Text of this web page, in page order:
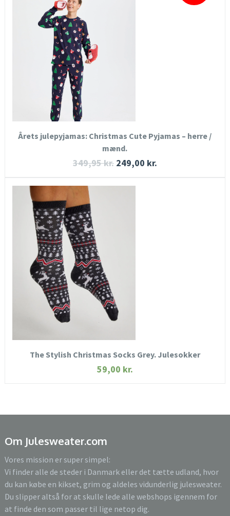
Årets julepyjamas: Christmas Cute Pyjamas – herre /
mænd.
349,95kr. 249,00 kr.
HURTIGT KIG
The Stylish Christmas Socks Grey. Julesokker
59,00 kr.
Om Julesweater.com
Vores mission er super simpel:
Vi finder alle de steder i Danmark eller det tætte udland, hvor
du kan købe en kikset, grim og aldeles vidunderlig julesweater.
Du slipper altså for at skulle lede alle webshops igennem for
at finde den som passer til lige netop dig.